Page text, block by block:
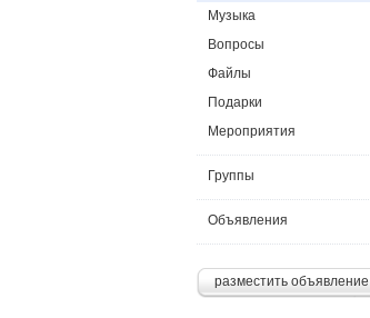
Музыка
Вопросы
Файлы
Подарки
Мероприятия
Группы
Объявления
разместить объявление